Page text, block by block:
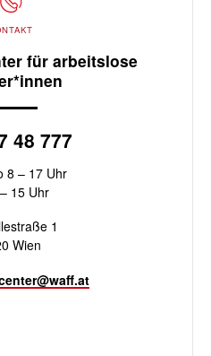
für arbeitslose
48 777
8 – 17 Uhr
15 Uhr
1
Wien